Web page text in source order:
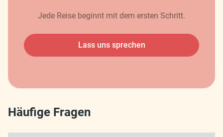
Jede Reise beginnt mit dem ersten Schritt.
Lass uns sprechen
Häufige Fragen